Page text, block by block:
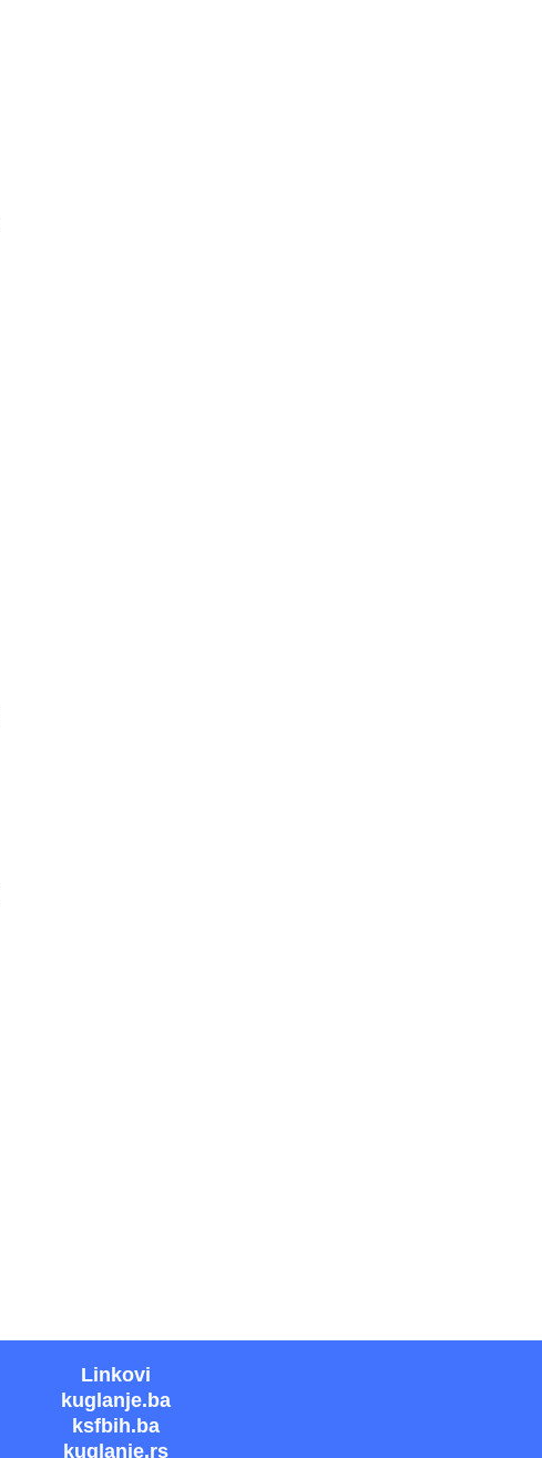
Linkovi
kuglanje.ba
ksfbih.ba
kuglanje.rs